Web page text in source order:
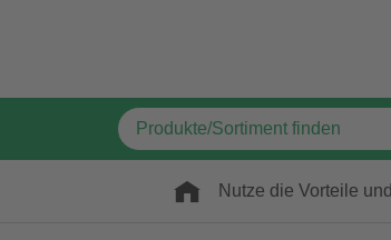
Nutze die Vorteile und